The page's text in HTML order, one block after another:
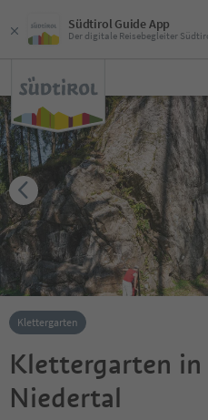
Südtirol Guide App
Der digitale Reisebegleiter
Klettergarten
Klettergarten
Niedertal